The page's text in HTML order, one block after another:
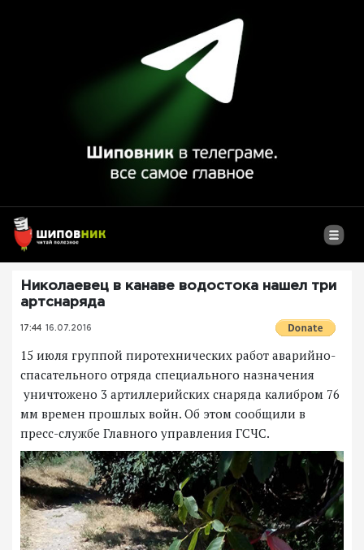
Николаевец в канаве водостока нашел три
артснаряда
17:44 16.07.2016
15 июля группой пиротехнических работ аварийно-
спасательного отряда специального назначения
уничтожено 3 артиллерийских снаряда калибром 76
мм времен прошлых войн. Об этом сообщили в
пресс-службе Главного управления ГСЧС.